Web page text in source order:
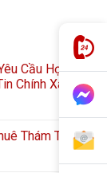
Cầu Hợp
Chính Xác, Bảo
Thám Tử Tại